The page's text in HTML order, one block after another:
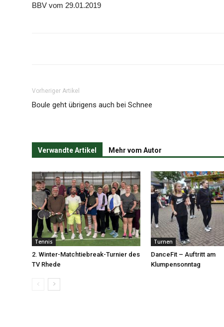
BBV vom 29.01.2019
Vorheriger Artikel
Boule geht übrigens auch bei Schnee
Verwandte Artikel Mehr vom Autor
Tennis
2. Winter-Matchtiebreak-Turnier des
TV Rhede
Turnen
DanceFit – Auftritt am
Klumpensonntag